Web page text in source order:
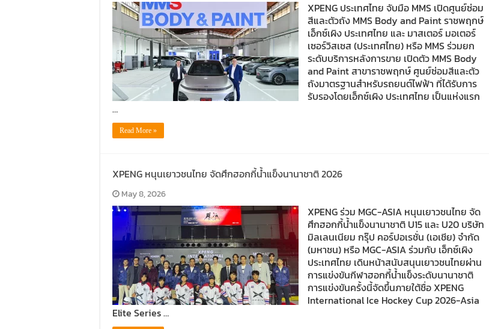
XPENG ประเทศไทย จับมือ MMS เปิดศูนย์ซ่อม
สีและตัวถัง MMS Body and Paint ราชพฤกษ์
เอ็กซ์เผิง ประเทศไทย และ มาสเตอร์ มอเตอร์
เซอร์วิสเซส (ประเทศไทย) หรือ MMS ร่วมยก
ระดับบริการหลังการขาย เปิดตัว MMS Body
and Paint สาขาราชพฤกษ์ ศูนย์ซ่อมสีและตัว
ถังมาตรฐานสำหรับรถยนต์ไฟฟ้า ที่ได้รับการ
รับรองโดยเอ็กซ์เผิง ประเทศไทย เป็นแห่งแรก
…
Read More »
XPENG หนุนเยาวชนไทย จัดศึกฮอกกี้น้ำแข็งนานาชาติ 2026
May 8, 2026
XPENG ร่วม MGC-ASIA หนุนเยาวชนไทย จัด
ศึกฮอกกี้น้ำแข็งนานาชาติ U15 และ U20 บริษัท
มิลเลนเนียม กรุ๊ป คอร์ปอเรชั่น (เอเชีย) จำกัด
(มหาชน) หรือ MGC-ASIA ร่วมกับ เอ็กซ์เผิง
ประเทศไทย เดินหน้าสนับสนุนเยาวชนไทยผ่าน
การแข่งขันกีฬาฮอกกี้น้ำแข็งระดับนานาชาติ
การแข่งขันครั้งนี้จัดขึ้นภายใต้ชื่อ XPENG
International Ice Hockey Cup 2026-Asia
Elite Series …